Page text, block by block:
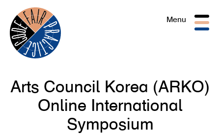
Menu
Arts Council Korea (ARKO)
Online International
Symposium